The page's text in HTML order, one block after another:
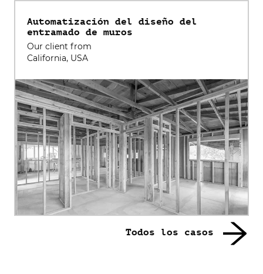
Automatización del diseño del
entramado de muros
Our client from
California, USA
Todos los casos